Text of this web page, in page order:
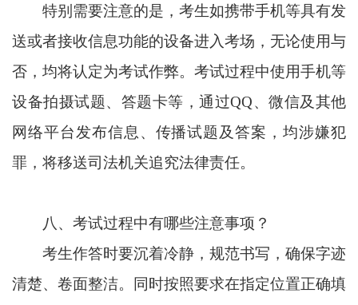
特别需要注意的是，考生如携带手机等具有发
送或者接收信息功能的设备进入考场，无论使用与
否，均将认定为考试作弊。考试过程中使用手机等
设备拍摄试题、答题卡等，通过QQ、微信及其他
网络平台发布信息、传播试题及答案，均涉嫌犯
罪，将移送司法机关追究法律责任。
八、 考试过程中有哪些注意事项？
考生作答时要沉着冷静，规范书写，确保字迹
清楚、卷面整洁。同时按照要求在指定位置正确填